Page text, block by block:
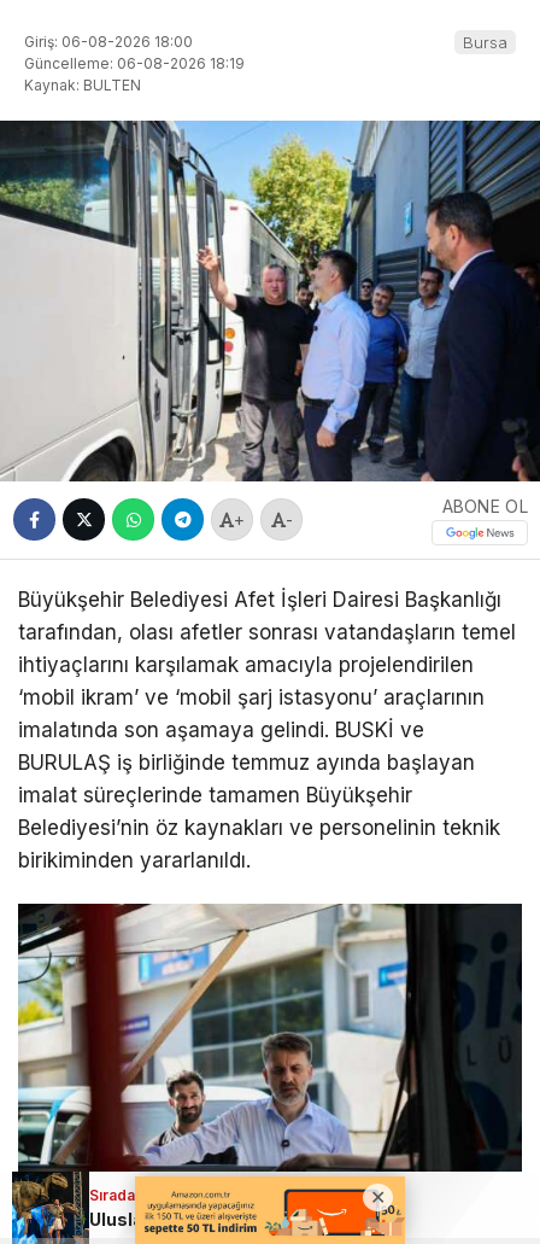
Giriş: 06-08-2026 18:00
Güncelleme: 06-08-2026 18:19
Kaynak: BULTEN
Bursa
+ -
ABONE OL
Büyükşehir Belediyesi Afet İşleri Dairesi Başkanlığı
tarafından, olası afetler sonrası vatandaşların temel
ihtiyaçlarını karşılamak amacıyla projelendirilen
‘mobil ikram’ ve ‘mobil şarj istasyonu’ araçlarının
imalatında son aşamaya gelindi. BUSKİ ve
BURULAŞ iş birliğinde temmuz ayında başlayan
imalat süreçlerinde tamamen Büyükşehir
Belediyesi’nin öz kaynakları ve personelinin teknik
birikiminden yararlanıldı.
Sıradaki Haber
Uluslararası Bursa Festivali’nde bu kez çocuklar eğlendi!